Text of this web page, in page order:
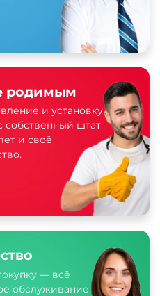
родимым
и установку
собственный штат
и своё
— всё
обслуживание